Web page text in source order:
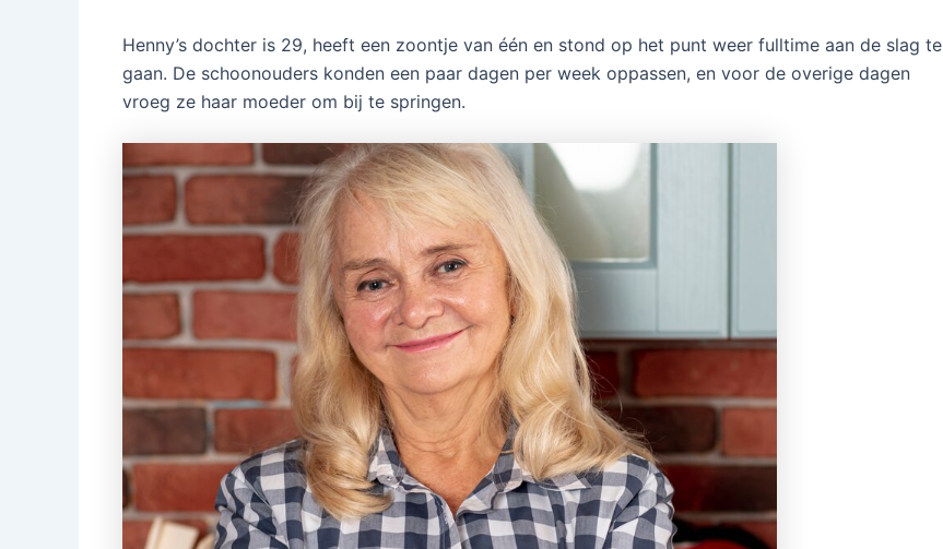
Henny’s dochter is 29, heeft een zoontje van één en stond op het punt weer fulltime aan de slag te
gaan. De schoonouders konden een paar dagen per week oppassen, en voor de overige dagen
vroeg ze haar moeder om bij te springen.